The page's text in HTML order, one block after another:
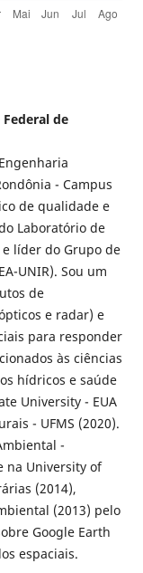
de
- Campus
de qualidade e
Laboratório de
e líder do Grupo de
UNIR). Sou um
de
e radar) e
para responder
às ciências
hídricos e saúde
University - EUA
- UFMS (2020).
-
na University of
(2014),
(2013) pelo
Google Earth
espaciais.